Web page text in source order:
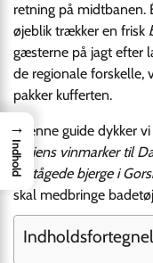
retning på midtbanen.
øjeblik trækker en frisk
gæsterne på jagt efter
de regionale forskelle,
pakker kufferten.
I denne guide dykker
Istriens vinmarker til
de tågede bjerge i
skal medbringe
→
Indhold